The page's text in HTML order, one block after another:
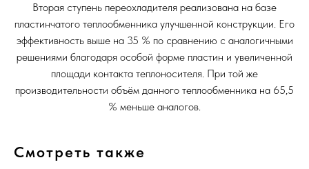
Вторая ступень переохладителя реализована на базе
пластинчатого теплообменника улучшенной конструкции. Его
эффективность выше на 35 % по сравнению с аналогичными
решениями благодаря особой форме пластин и увеличенной
площади контакта теплоносителя. При той же
производительности объём данного теплообменника на 65,5
% меньше аналогов.
Смотреть также